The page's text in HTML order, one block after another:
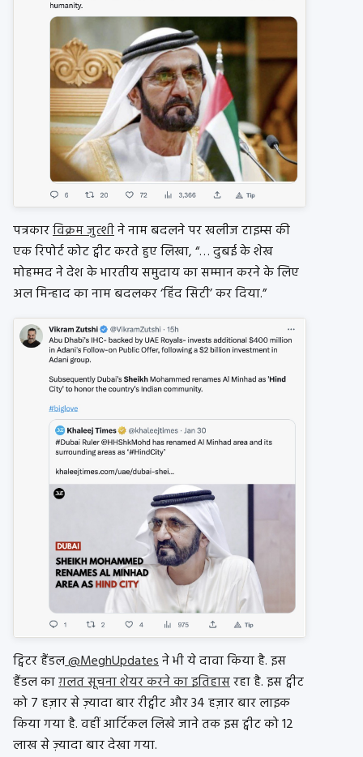
पत्रकारविक्रम जुत्शीने नाम बदलने पर खलीज टाइम्स की
एक रिपोर्ट कोट ट्वीट करते हुए लिखा, “… दुबई के शेख
मोहम्मद ने देश के भारतीय समुदाय का सम्मान करने के लिए
अल मिन्हाद का नाम बदलकर ‘हिंद सिटी’ कर दिया.”
ट्विटर हैंडल@MeghUpdatesने भी ये दावा किया है. इस
हैंडल काग़लत सूचना शेयर करने का इतिहासरहा है. इस ट्वीट
को 7 हज़ार से ज़्यादा बार रीट्वीट और 34 हज़ार बार लाइक
किया गया है. वहीं आर्टिकल लिखे जाने तक इस ट्वीट को 12
लाख से ज़्यादा बार देखा गया.